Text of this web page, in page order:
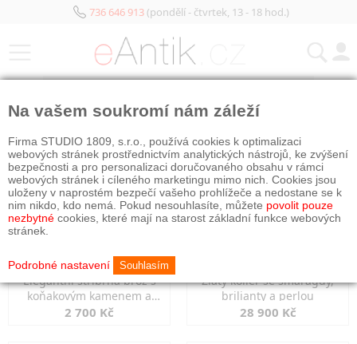
736 646 913(pondělí - čtvrtek, 13 - 18 hod.)
Elegantní stříbrná brož s
koňakovým kamenem a
markazity
2 700 Kč
Zlatý kolier se smaragdy,
brilianty a perlou
28 900 Kč
Na vašem soukromí nám záleží
Firma STUDIO 1809, s.r.o., používá cookies k optimalizaci
webových stránek prostřednictvím analytických nástrojů, ke zvýšení
bezpečnosti a pro personalizaci doručovaného obsahu v rámci
webových stránek i cíleného marketingu mimo nich. Cookies jsou
uloženy v naprostém bezpečí vašeho prohlížeče a nedostane se k
nim nikdo, kdo nemá. Pokud nesouhlasíte, můžete povolit pouze
nezbytné cookies, které mají na starost základní funkce webových
stránek.
Podrobné nastavení Souhlasím